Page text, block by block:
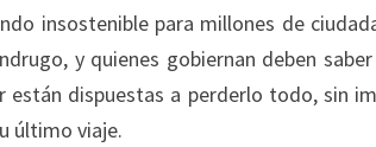
insostenible para millones de
y quienes gobiernan deben
están dispuestas a perderlo todo, sin
último viaje.